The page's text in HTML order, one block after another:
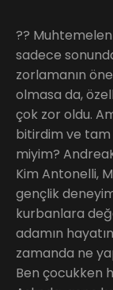
??
sadece
zorlamanın
olmasa da,
çok zor oldu.
bitirdim ve tam
miyim?
Kim Antonelli,
gençlik
kurbanlara
adamın
zamanda ne
Ben çocukken